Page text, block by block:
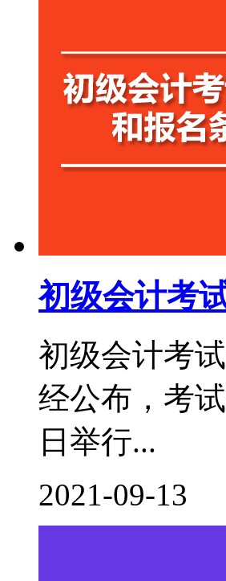
初级会计考
初级会计考
经公布，考
日举行...
2021-09-13